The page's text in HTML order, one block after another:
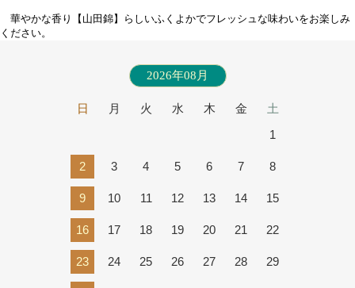
華やかな香り【山田錦】らしいふくよかでフレッシュな味わいをお楽しみ
ください。
2026年08月
日 月 火 水 木 金
土
1
2 3 4 5 6 7 8
9 10 11 12 13 14 15
16 17 18 19 20 21 22
23 24 25 26 27 28 29